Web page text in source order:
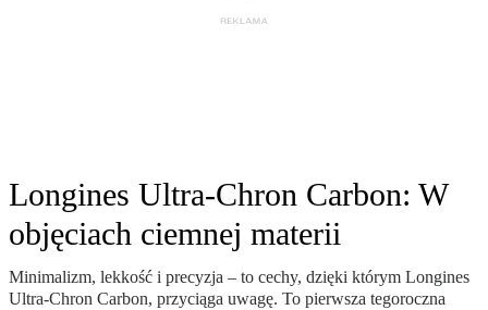
Longines Ultra-Chron Carbon: W
objęciach ciemnej materii
Minimalizm, lekkość i precyzja – to cechy, dzięki którym Longines
Ultra-Chron Carbon, przyciąga uwagę. To pierwsza tegoroczna